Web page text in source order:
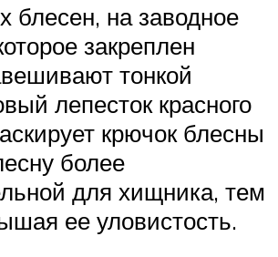
блесен, на заводное
закреплен
тонкой
лепесток красного
крючок блесны
более
для хищника, тем
ее уловистость.